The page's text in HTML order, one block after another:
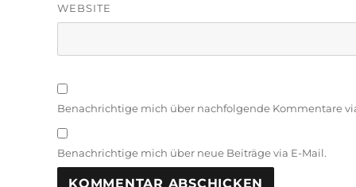
WEBSITE
Benachrichtige mich über nachfolgende Kommentare
Benachrichtige mich über neue Beiträge via E-Mail.